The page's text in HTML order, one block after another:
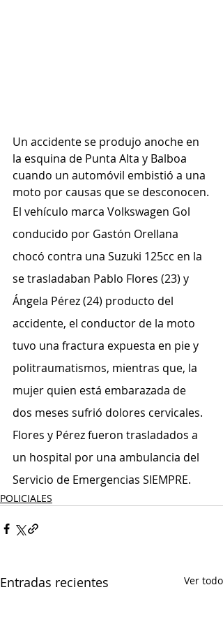
Un accidente se produjo anoche en
la esquina de Punta Alta y Balboa
cuando un automóvil embistió a una
moto por causas que se desconocen.
El vehículo marca Volkswagen Gol
conducido por Gastón Orellana
chocó contra una Suzuki 125cc en la
se trasladaban Pablo Flores (23) y
Ángela Pérez (24) producto del
accidente, el conductor de la moto
tuvo una fractura expuesta en pie y
politraumatismos, mientras que, la
mujer quien está embarazada de
dos meses sufrió dolores cervicales.
Flores y Pérez fueron trasladados a
un hospital por una ambulancia del
Servicio de Emergencias SIEMPRE.
POLICIALES
Entradas recientes Ver todo